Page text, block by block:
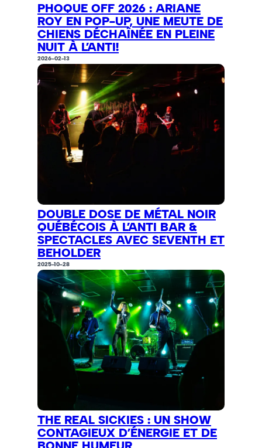
PHOQUE OFF 2026 : ARIANE
ROY EN POP-UP, UNE MEUTE DE
CHIENS DÉCHAÎNÉE EN PLEINE
NUIT À L’ANTI!
2026-02-13
DOUBLE DOSE DE MÉTAL NOIR
QUÉBÉCOIS À L’ANTI BAR &
SPECTACLES AVEC SEVENTH ET
BEHOLDER
2025-10-28
THE REAL SICKIES : UN SHOW
CONTAGIEUX D’ÉNERGIE ET DE